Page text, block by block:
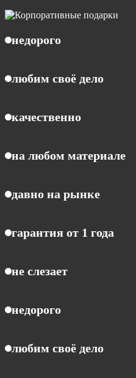
недорого
любим своё дело
качественно
на любом материале
давно на рынке
гарантия от 1 года
не слезает
недорого
любим своё дело